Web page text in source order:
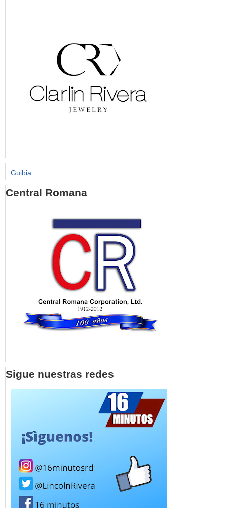
Guibia
Central Romana
Sigue nuestras redes